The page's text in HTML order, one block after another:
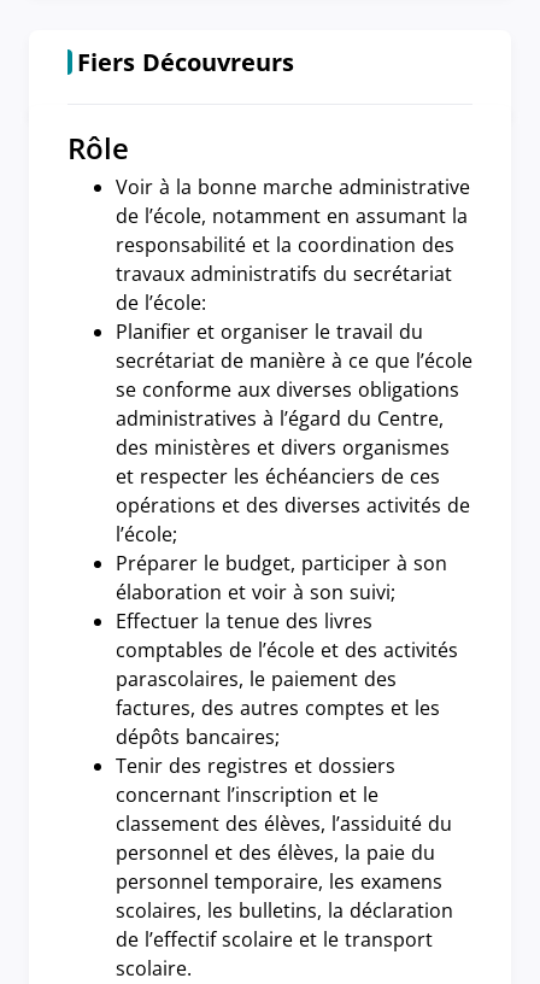
Fiers Découvreurs
Rôle
Voir à la bonne marche administrative
de l’école, notamment en assumant la
responsabilité et la coordination des
travaux administratifs du secrétariat
de l’école:
Planifier et organiser le travail du
secrétariat de manière à ce que l’école
se conforme aux diverses obligations
administratives à l’égard du Centre,
des ministères et divers organismes
et respecter les échéanciers de ces
opérations et des diverses activités de
l’école;
Préparer le budget, participer à son
élaboration et voir à son suivi;
Effectuer la tenue des livres
comptables de l’école et des activités
parascolaires, le paiement des
factures, des autres comptes et les
dépôts bancaires;
Tenir des registres et dossiers
concernant l’inscription et le
classement des élèves, l’assiduité du
personnel et des élèves, la paie du
personnel temporaire, les examens
scolaires, les bulletins, la déclaration
de l’effectif scolaire et le transport
scolaire.